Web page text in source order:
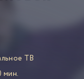
ТВ
мин.